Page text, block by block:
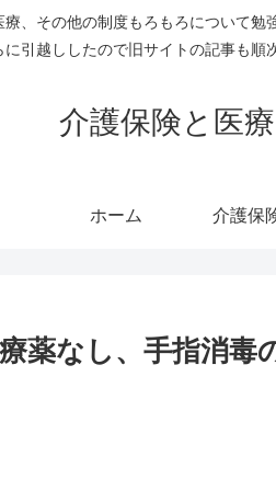
、その他の制度もろもろについて
に引越ししたので旧サイトの記事も順
介護保険と医
ホーム
薬なし、手指消毒